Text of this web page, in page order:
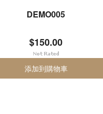
DEMO005
$150.00
添加到購物車